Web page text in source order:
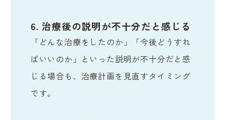
6. 治療後の説明が不十分だと感じる
「どんな治療をしたのか」「今後どうすれ
ばいいのか」といった説明が不十分だと感
じる場合も、治療計画を見直すタイミング
です。